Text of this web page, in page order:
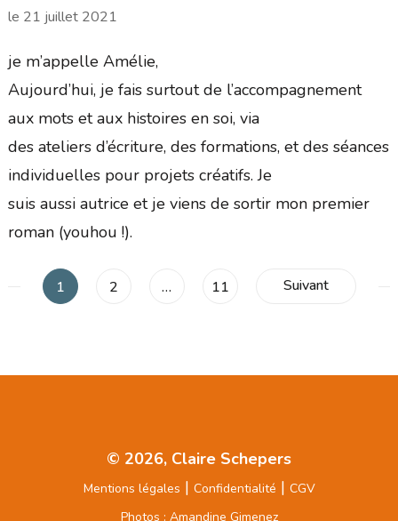
le 21 juillet 2021
je m’appelle Amélie,
Aujourd’hui, je fais surtout de l’accompagnement
aux mots et aux histoires en soi, via
des ateliers d’écriture, des formations, et des séances
individuelles pour projets créatifs. Je
suis aussi autrice et je viens de sortir mon premier
roman (youhou !).
Pagination
Page
1 Page
2 … Page
11 Suivant
© 2026, Claire Schepers
Mentions légales | Confidentialité | CGV
Photos : Amandine Gimenez